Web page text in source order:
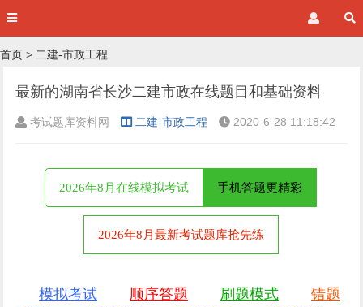
首页 > 二建-市政工程
最新的湖南省长沙二建市政在线题目和基础资料
考试题库资料网 二建-市政工程 2020-6-28 11:18:42
2026年8月在线模拟考试 手机答题更精彩
2026年8月最新考试题库抢先练
模拟考试 顺序答题 刷题模式
错题